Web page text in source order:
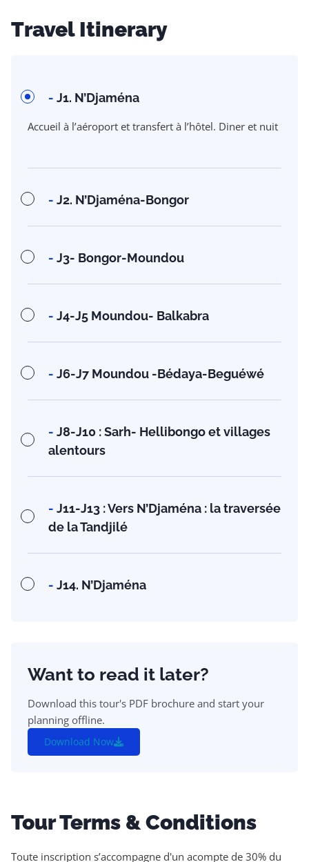
Travel Itinerary
- J1. N’Djaména
Accueil à l’aéroport et transfert à l’hôtel. Diner et nuit
- J2. N’Djaména-Bongor
- J3- Bongor-Moundou
- J4-J5 Moundou- Balkabra
- J6-J7 Moundou -Bédaya-Beguéwé
- J8-J10 : Sarh- Hellibongo et villages
alentours
- J11-J13 : Vers N’Djaména : la traversée
de la Tandjilé
- J14. N’Djaména
Want to read it later?
Download this tour's PDF brochure and start your
planning offline.
Download Now
Tour Terms & Conditions
Toute inscription s’accompagne d'un acompte de 30% du